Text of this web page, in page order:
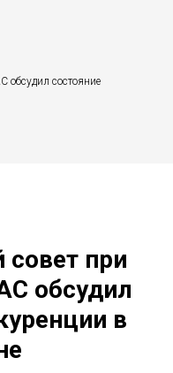
состояние
при
обсудил
в